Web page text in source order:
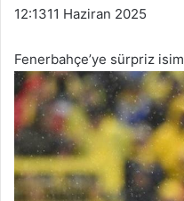
12:1311 Haziran 2025
Fenerbahçe’ye sürpriz isim